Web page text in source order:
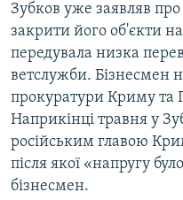
Зубков уже заявляв
закрити його об'єкти
передувала низка
ветслужби. Бізнесмен
прокуратури Криму та
Наприкінці травня у
російським главою
після якої «напругу
бізнесмен.